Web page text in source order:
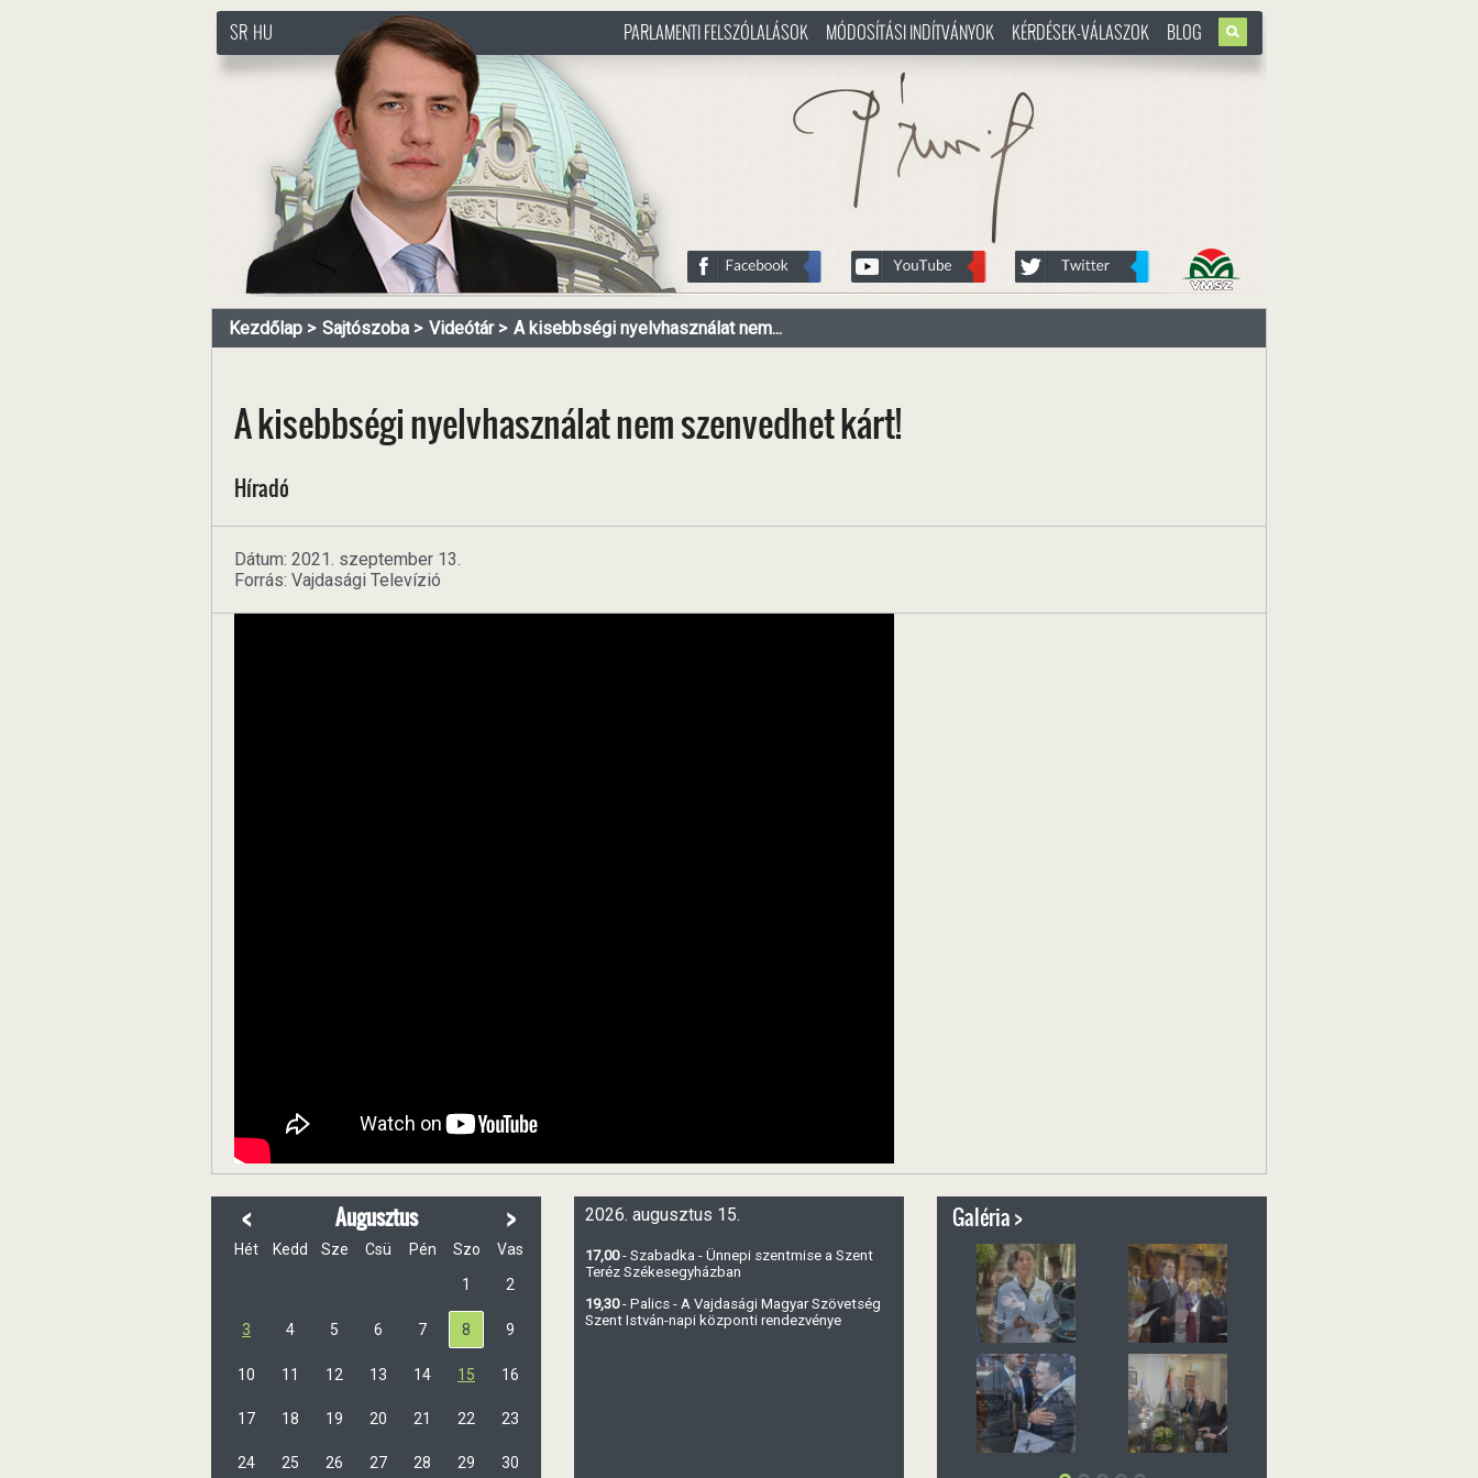
http://www.pasztorbalint.rs/hu
SR HU
http://www.pasztorbalint.rs/hu
PARLAMENTI FELSZÓLALÁSOK MÓDOSÍTÁSI INDÍTVÁNYOK KÉRDÉSEK-VÁLASZOK BLOG
Kezdőlap Sajtószoba Videótár A kisebbségi nyelvhasználat nem...
A kisebbségi nyelvhasználat nem szenvedhet kárt!
Híradó
Dátum: 2021. szeptember 13.
Forrás: Vajdasági Televízió
< Augusztus >
Hét Kedd Sze Csü Pén Szo
Vas
1
2
3 4 5 6 7 8 9
10 11 12 13 14 15 16
17 18 19 20 21 22 23
24 25 26 27 28 29 30
2026. augusztus 15.
17,00- Szabadka - Ünnepi szentmise a Szent
Teréz Székesegyházban
19,30- Palics - A Vajdasági Magyar Szövetség
Szent István-napi központi rendezvénye
Galéria >